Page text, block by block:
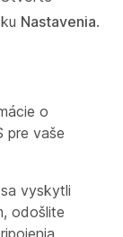
Nastavenia.
o
pre vaše
vyskytli
odošlite